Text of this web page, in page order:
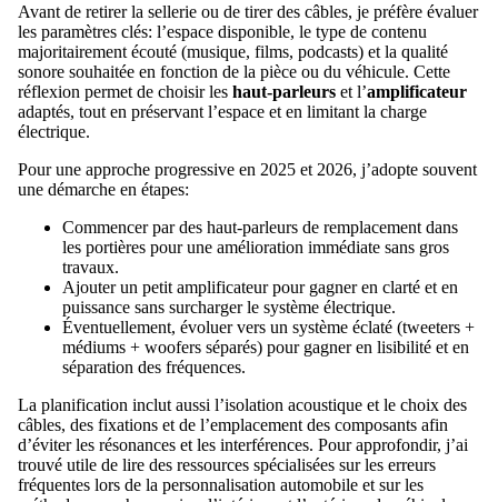
Avant de retirer la sellerie ou de tirer des câbles, je préfère évaluer
les paramètres clés: l’espace disponible, le type de contenu
majoritairement écouté (musique, films, podcasts) et la qualité
sonore souhaitée en fonction de la pièce ou du véhicule. Cette
réflexion permet de choisir les haut-parleurs et l’amplificateur
adaptés, tout en préservant l’espace et en limitant la charge
électrique.
Pour une approche progressive en 2025 et 2026, j’adopte souvent
une démarche en étapes:
Commencer par des haut-parleurs de remplacement dans
les portières pour une amélioration immédiate sans gros
travaux.
Ajouter un petit amplificateur pour gagner en clarté et en
puissance sans surcharger le système électrique.
Éventuellement, évoluer vers un système éclaté (tweeters +
médiums + woofers séparés) pour gagner en lisibilité et en
séparation des fréquences.
La planification inclut aussi l’isolation acoustique et le choix des
câbles, des fixations et de l’emplacement des composants afin
d’éviter les résonances et les interférences. Pour approfondir, j’ai
trouvé utile de lire des ressources spécialisées sur les erreurs
fréquentes lors de la personnalisation automobile et sur les